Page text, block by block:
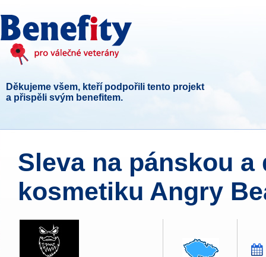
Děkujeme všem, kteří podpořili tento projekt
a přispěli svým benefitem.
Sleva na pánskou a
kosmetiku Angry